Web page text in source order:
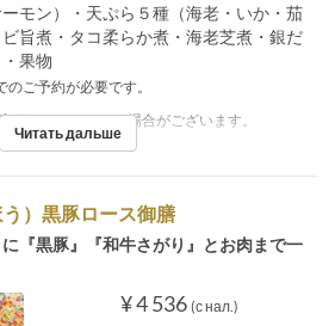
ーモン）・天ぷら５種（海老・いか・茄
旨煮・タコ柔らか煮・海老芝煮・銀だ
果物
のご予約が必要です。
更させていただく場合がございます。
』を注文下さい。
Читать дальше
う）黒豚ロース御膳
『黒豚』『和牛さがり』とお肉まで一
¥ 4 536 (с нал.)